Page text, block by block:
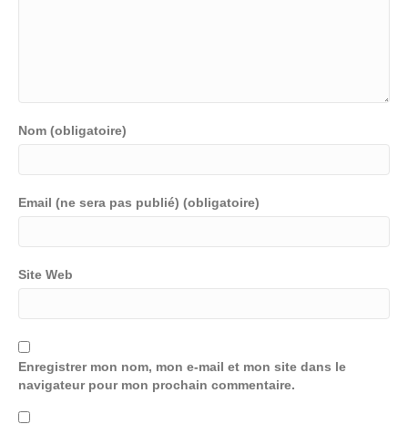
Nom (obligatoire)
Email (ne sera pas publié) (obligatoire)
Site Web
Enregistrer mon nom, mon e-mail et mon site dans le
navigateur pour mon prochain commentaire.